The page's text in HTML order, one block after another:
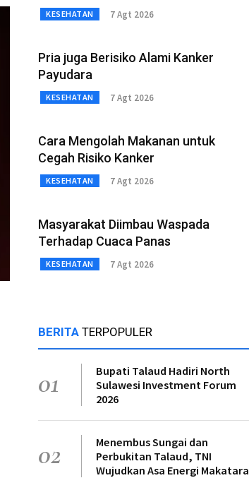
KESEHATAN 7 Agt 2026
Pria juga Berisiko Alami Kanker
Payudara
KESEHATAN 7 Agt 2026
Cara Mengolah Makanan untuk
Cegah Risiko Kanker
KESEHATAN 7 Agt 2026
Masyarakat Diimbau Waspada
Terhadap Cuaca Panas
KESEHATAN 7 Agt 2026
BERITA TERPOPULER
01
Bupati Talaud Hadiri North
Sulawesi Investment Forum
2026
02
Menembus Sungai dan
Perbukitan Talaud, TNI
Wujudkan Asa Energi Makatara